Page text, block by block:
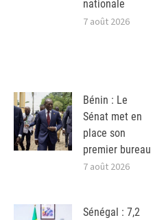
nationale
7 août 2026
Bénin : Le
Sénat met en
place son
premier bureau
7 août 2026
Sénégal : 7,2